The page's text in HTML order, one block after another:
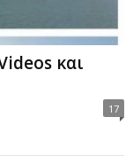
και
17